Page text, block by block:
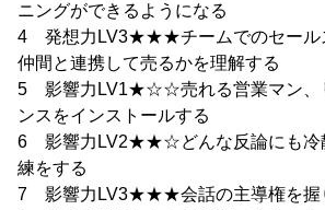
ニングができるようになる
4 発想力LV3★★★チームでのセール
仲間と連携して売るかを理解する
5 影響力LV1★☆☆売れる営業マン、
ンスをインストールする
6 影響力LV2★★☆どんな反論にも冷
練をする
7 影響力LV3★★★会話の主導権を握